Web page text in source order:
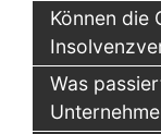
Können die
Was